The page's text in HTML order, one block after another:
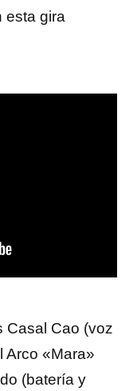
esta gira
Casal Cao (voz
Arco «Mara»
(batería y